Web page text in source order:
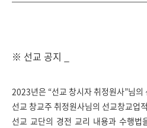
※ 선교 공지 _
2023년은 “선교 창시자 취정원사”님
선교 창교주 취정원사님의 선교창교업
선교 교단의 경전 교리 내용과 수행법